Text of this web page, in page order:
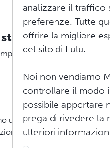
guarda questovideo
una produzione normale di
stimato specifico per
analizzare il traffico
preferenze. Tutte
offrire la migliore
del sito di Lulu.
Noi non vendiamo
controllare il modo
possibile apportare
prega di rivedere la
ulteriori